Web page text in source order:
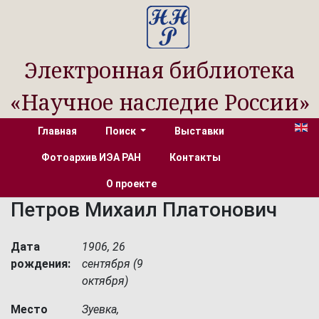
Электронная библиотека
«Научное наследие России»
Главная Поиск Выставки
Фотоархив ИЭА РАН Контакты
О проекте
Петров Михаил Платонович
Дата
рождения:
1906, 26
сентября (9
октября)
Место
Зуевка,